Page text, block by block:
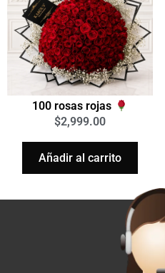
100 rosas rojas
$2,999.00
Añadir al carrito